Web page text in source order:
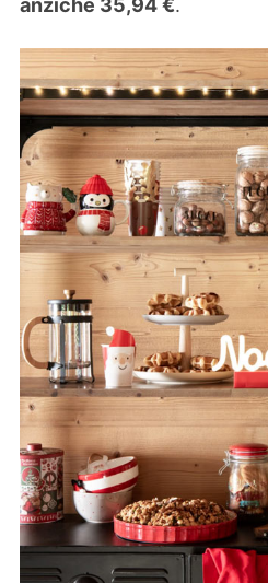
anziché 35,94 €.